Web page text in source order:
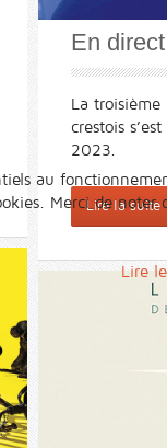
En
La
crestois
2023.
Lire la suite
au
Merci de
Lire